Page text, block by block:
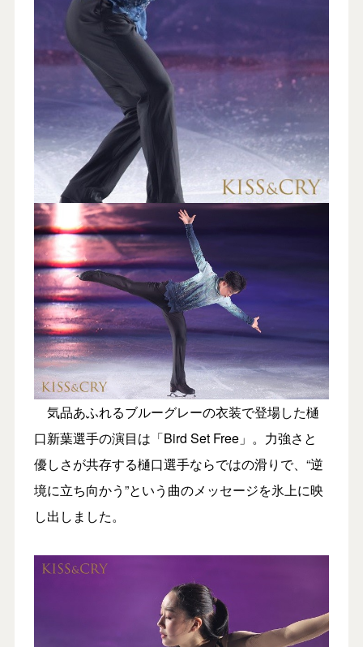
気品あふれるブルーグレーの衣装で登場した樋
口新葉選手の演目は「Bird Set Free」。力強さと
優しさが共存する樋口選手ならではの滑りで、“逆
境に立ち向かう”という曲のメッセージを氷上に映
し出しました。